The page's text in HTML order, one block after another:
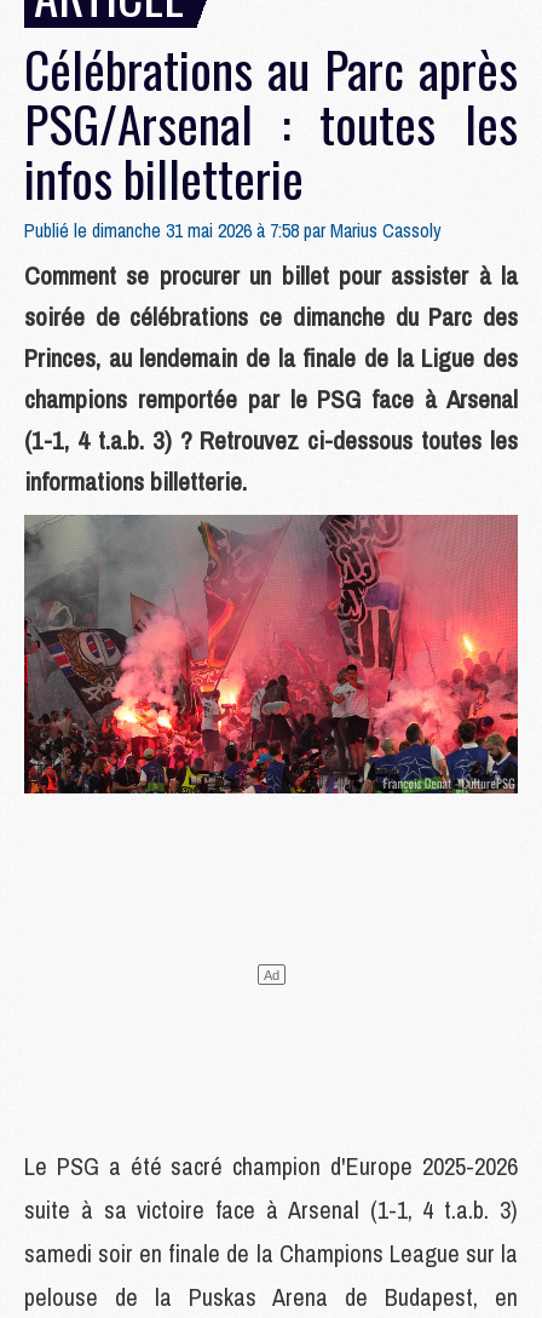
Célébrations au Parc après
PSG/Arsenal : toutes les
infos billetterie
Publié le dimanche 31 mai 2026 à 7:58 parMarius Cassoly
Comment se procurer un billet pour assister à la
soirée de célébrations ce dimanche du Parc des
Princes, au lendemain de la finale de la Ligue des
champions remportée par le PSG face à Arsenal
(1-1, 4 t.a.b. 3) ? Retrouvez ci-dessous toutes les
informations billetterie.
Le PSG a été sacré champion d'Europe 2025-2026
suite à sa victoire face à Arsenal (1-1, 4 t.a.b. 3)
samedi soir en finale de la Champions League sur la
pelouse de la Puskas Arena de Budapest, en